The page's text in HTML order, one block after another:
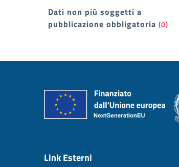
Dati non più soggetti a
pubblicazione obbligatoria (0)
Link Esterni